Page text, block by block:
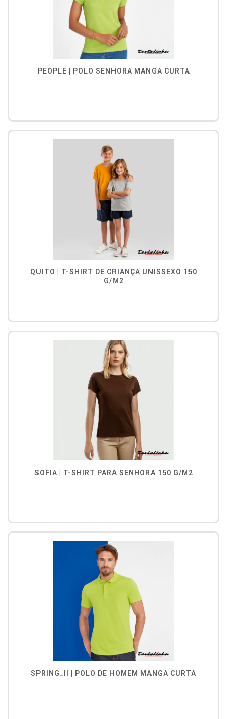
PEOPLE | POLO SENHORA MANGA CURTA
QUITO | T-SHIRT DE CRIANÇA UNISSEXO 150
G/M2
SOFIA | T-SHIRT PARA SENHORA 150 G/M2
SPRING_II | POLO DE HOMEM MANGA CURTA